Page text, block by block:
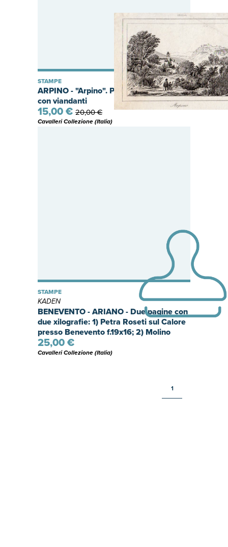
ARPINO - "Arpino". Piccolo paesaggino
con viandanti
STAMPE
15,00 € 20,00 €
Cavalleri Collezione (Italia)
BENEVENTO - ARIANO - Due pagine con
due xilografie: 1) Petra Roseti sul Calore
presso Benevento f.19x16; 2) Molino
presso Ariano f.15x20.
STAMPE
KADEN
25,00 €
Cavalleri Collezione (Italia)
1